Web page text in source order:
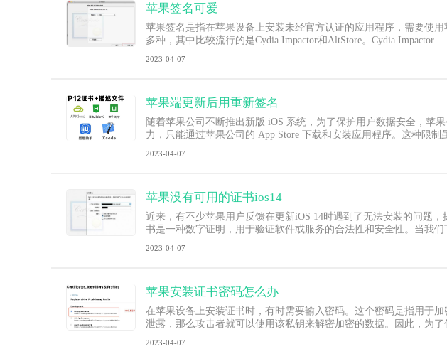
苹果签名可爱
苹果签名是指在苹果设备上安装未经官方认证的应用程序，需要使
多种，其中比较流行的是Cydia Impactor和AltStore。Cydia Impactor
2023-04-07
苹果端更新后用重新签名
随着苹果公司不断推出新版 iOS 系统，为了保护用户数据安全，苹
力，只能通过苹果公司的 App Store 下载和安装应用程序。这种限制
2023-04-07
苹果没有可用的证书ios14
近来，有不少苹果用户反馈在更新iOS 14时遇到了无法安装的问题
书是一种数字证明，用于验证软件或服务的合法性和安全性。当我
2023-04-07
苹果安装证书密码怎么办
在苹果设备上安装证书时，有时需要输入密码。这个密码是指用于
泄露，那么攻击者就可以使用该私钥来解密加密的数据。因此，为
2023-04-07